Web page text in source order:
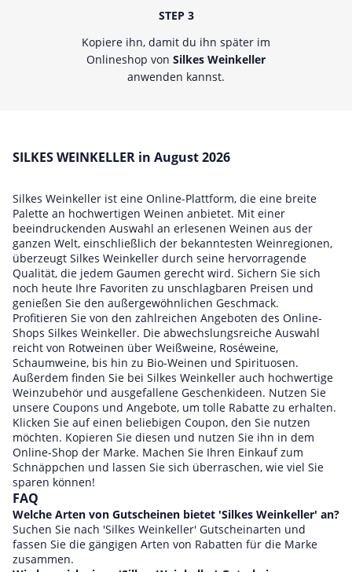
STEP 3
Kopiere ihn, damit du ihn später im
Onlineshop von Silkes Weinkeller
anwenden kannst.
SILKES WEINKELLER in August 2026
Silkes Weinkeller ist eine Online-Plattform, die eine breite
Palette an hochwertigen Weinen anbietet. Mit einer
beeindruckenden Auswahl an erlesenen Weinen aus der
ganzen Welt, einschließlich der bekanntesten Weinregionen,
überzeugt Silkes Weinkeller durch seine hervorragende
Qualität, die jedem Gaumen gerecht wird. Sichern Sie sich
noch heute Ihre Favoriten zu unschlagbaren Preisen und
genießen Sie den außergewöhnlichen Geschmack.
Profitieren Sie von den zahlreichen Angeboten des Online-
Shops Silkes Weinkeller. Die abwechslungsreiche Auswahl
reicht von Rotweinen über Weißweine, Roséweine,
Schaumweine, bis hin zu Bio-Weinen und Spirituosen.
Außerdem finden Sie bei Silkes Weinkeller auch hochwertige
Weinzubehör und ausgefallene Geschenkideen. Nutzen Sie
unsere Coupons und Angebote, um tolle Rabatte zu erhalten.
Klicken Sie auf einen beliebigen Coupon, den Sie nutzen
möchten. Kopieren Sie diesen und nutzen Sie ihn in dem
Online-Shop der Marke. Machen Sie Ihren Einkauf zum
Schnäppchen und lassen Sie sich überraschen, wie viel Sie
sparen können!
FAQ
Welche Arten von Gutscheinen bietet 'Silkes Weinkeller' an?
Suchen Sie nach 'Silkes Weinkeller' Gutscheinarten und
fassen Sie die gängigen Arten von Rabatten für die Marke
zusammen.